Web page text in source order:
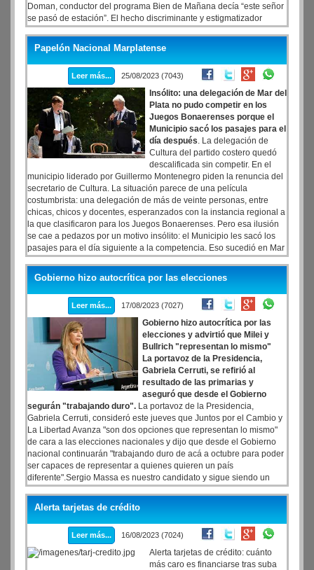
Doman, conductor del programa Bien de Mañana decía “este señor
se pasó de estación”. El hecho discriminante y estigmatizador
sucedió el jueves durante un móvil en la línea D del subte, pero se
conoció recién este viernes a través de las redes sociales donde el
repudio fue creciendo. También las denuncias realizadas en a la
sección de reclamos de la Defensoría del Público.
Papelón Nacional Marplatense
Leer más... 25/08/2023 (7043)
Insólito: una delegación de Mar del
Plata no pudo competir en los
Juegos Bonaerenses porque el
Municipio sacó los pasajes para el
día después. La delegación de
Cultura del partido costero quedó
descalificada sin competir. En el
municipio liderado por Guillermo Montenegro piden la renuncia del
secretario de Cultura. La situación parece de una película
costumbrista: una delegación de más de veinte personas, entre
chicas, chicos y docentes, esperanzados con la instancia regional a
la que clasificaron para los Juegos Bonaerenses. Pero esa ilusión
se cae a pedazos por un motivo insólito: el Municipio les sacó los
pasajes para el día siguiente a la competencia. Eso sucedió en Mar
del Plata.Las miradas apuntaron a la gestión municipal del
intendente Guillermo Montenegro
, que ante la situación, le pidió la
renuncia a todos los funcionarios políticos del área de Cultura,
incluido el secretario Carlos Balmaceda, por la eliminación de la
delegación marplatense que iba a participar en Ayacucho.
Además
de Balmaceda, el jefe comunal les pidió la dimisión al director
general del área, Christian Rabe, a Damián Arregui (director
coordinador) y a Julio Neveleff (director general de bibliotecas).
Gobierno hizo autocrítica por las elecciones
Leer más... 17/08/2023 (7027)
Gobierno hizo autocrítica por las
elecciones y advirtió que Milei y
Bullrich "representan lo mismo"
La portavoz de la Presidencia,
Gabriela Cerruti, se refirió al
resultado de las primarias y
aseguró que desde el Gobierno
segurán "trabajando duro". La portavoz de la Presidencia,
Gabriela Cerruti, consideró este jueves que Juntos por el Cambio y
La Libertad Avanza "son dos opciones que representan lo mismo"
de cara a las elecciones nacionales y dijo que desde el Gobierno
nacional continuarán "trabajando duro de acá a octubre para poder
ser capaces de representar a quienes quieren un país
diferente".Sergio Massa es nuestro candidato y sigue siendo un
piloto de tormenta. Está haciendo un trabajo extraordinario",
destacó Cerruti en rueda de prensa en la Casa de Gobierno.
Alerta tarjetas de crédito
Leer más... 16/08/2023 (7024)
Alerta tarjetas de crédito: cuánto
más caro es financiarse tras suba